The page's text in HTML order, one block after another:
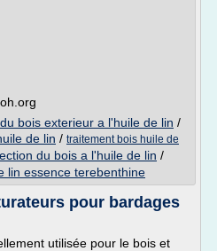
bois exterieur a l'huile de lin /
de lin / traitement bois huile de
du bois a l'huile de lin /
lin essence terebenthine
pour bardages
utilisée pour le bois et